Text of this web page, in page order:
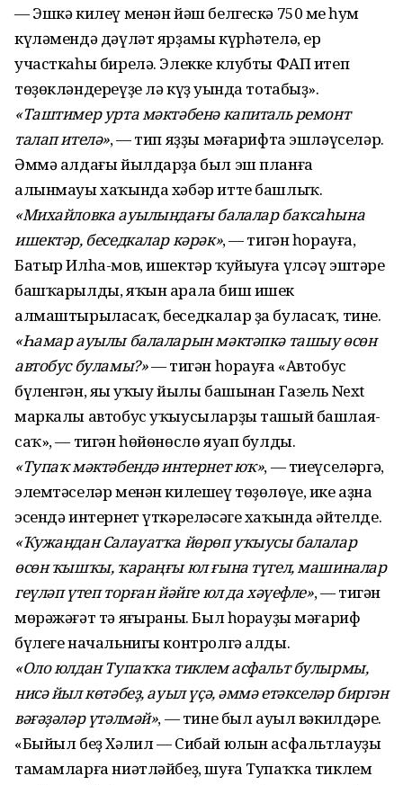
— Эшкә килеү менән йәш белгескә 750 мең һум
күләмендә дәүләт ярҙамы күрһәтелә, ер
участкаһы бирелә. Элекке клубты ФАП итеп
төҙөкләндереүҙе лә күҙ уңында тотабыҙ».
«Таштимер урта мәктәбенә капиталь ремонт
талап ителә», — тип яҙҙы мәғарифта эшләүселәр.
Әммә алдағы йылдарҙа был эш планға
алынмауы хаҡында хәбәр итте башлыҡ.
«Михайловка ауылындағы балалар баҡсаһына
ишектәр, беседкалар кәрәк», — тигән һорауға,
Батыр Илһа-мов, ишектәр ҡуйыуға үлсәү эштәре
башҡарылды, яҡын арала биш ишек
алмаштырыласаҡ, беседкалар ҙа буласаҡ, тине.
«Һамар ауылы балаларын мәктәпкә ташыу өсөн
автобус буламы?»— тигән һорауға «Автобус
бүленгән, яңы уҡыу йылы башынан Газель Next
маркалы автобус уҡыусыларҙы ташый башлая-
саҡ», — тигән һөйөнөслө яуап булды.
«Тупаҡ мәктәбендә интернет юҡ», — тиеүселәргә,
элемтәселәр менән килешеү төҙөлөүе, ике аҙна
эсендә интернет үткәреләсәге хаҡында әйтелде.
«Ҡужандан Салауатҡа йөрөп уҡыусы балалар
өсөн ҡышҡы, ҡараңғы юл ғына түгел, машиналар
геүләп үтеп торған йәйге юл да хәүефле», — тигән
мөрәжәғәт тә яңғыраны. Был һорауҙы мәғариф
бүлеге начальнигы контролгә алды.
«Оло юлдан Тупаҡҡа тиклем асфальт булырмы,
нисә йыл көтәбеҙ, ауыл үҫә, әммә етәкселәр биргән
вәғәҙәләр үтәлмәй», — тине был ауыл вәкилдәре.
«Быйыл беҙ Хәлил — Сибай юлын асфальтлауҙы
тамамларға ниәтләйбеҙ, шуға Тупаҡҡа тиклем